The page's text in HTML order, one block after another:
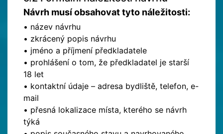
Návrh musí obsahovat tyto náležitosti:
• název návrhu
• zkrácený popis návrhu
• jméno a příjmení předkladatele
• prohlášení o tom, že předkladatel je starší
18 let
• kontaktní údaje – adresa bydliště, telefon, e-
mail
• přesná lokalizace místa, kterého se návrh
týká